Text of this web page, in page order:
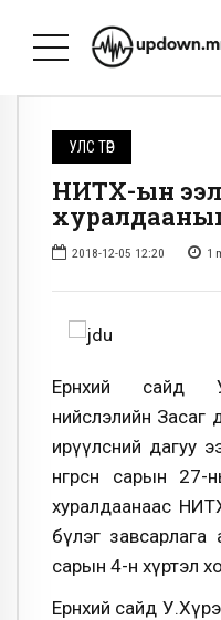
УЛС ТӨР
НИТХ-ын
2018-12-05 12:20 1
Ерөнхий сайд
нийслэлийн Засаг
ирүүлсний дагуу
өнгөрсөн сарын
хуралдаанаас
бүлэг завсарлага
сарын 4-н хүртэл
Ерөнхий сайд